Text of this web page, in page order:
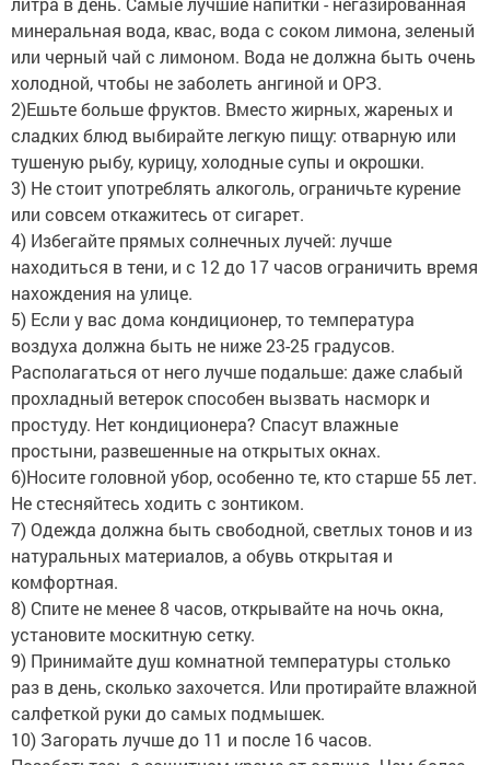
минеральная вода, квас, вода с соком лимона, зеленый
или черный чай с лимоном. Вода не должна быть очень
холодной, чтобы не заболеть ангиной и ОРЗ.
2)Ешьте больше фруктов. Вместо жирных, жареных и
сладких блюд выбирайте легкую пищу: отварную или
тушеную рыбу, курицу, холодные супы и окрошки.
3) Не стоит употреблять алкоголь, ограничьте курение
или совсем откажитесь от сигарет.
4) Избегайте прямых солнечных лучей: лучше
находиться в тени, и с 12 до 17 часов ограничить время
нахождения на улице.
5) Если у вас дома кондиционер, то температура
воздуха должна быть не ниже 23-25 градусов.
Располагаться от него лучше подальше: даже слабый
прохладный ветерок способен вызвать насморк и
простуду. Нет кондиционера? Спасут влажные
простыни, развешенные на открытых окнах.
6)Носите головной убор, особенно те, кто старше 55 лет.
Не стесняйтесь ходить с зонтиком.
7) Одежда должна быть свободной, светлых тонов и из
натуральных материалов, а обувь открытая и
комфортная.
8) Спите не менее 8 часов, открывайте на ночь окна,
установите москитную сетку.
9) Принимайте душ комнатной температуры столько
раз в день, сколько захочется. Или протирайте влажной
салфеткой руки до самых подмышек.
10) Загорать лучше до 11 и после 16 часов.